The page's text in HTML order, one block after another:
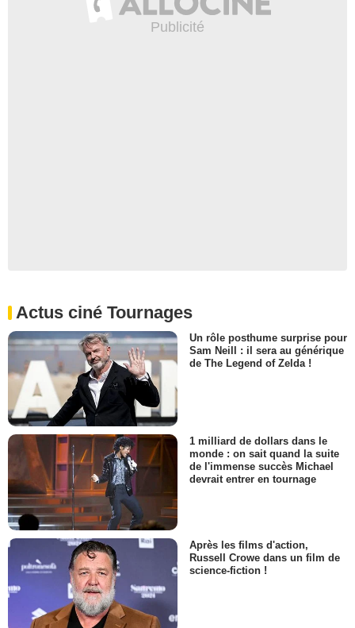
Actus ciné Tournages
Un rôle posthume surprise pour
Sam Neill : il sera au générique
de The Legend of Zelda !
1 milliard de dollars dans le
monde : on sait quand la suite
de l'immense succès Michael
devrait entrer en tournage
Après les films d'action,
Russell Crowe dans un film de
science-fiction !